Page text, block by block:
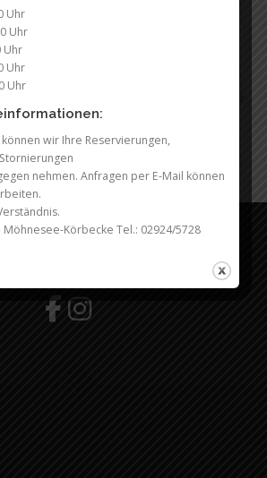
Tags and Formatting
two Header three Header four Header
Single line blockquote: Stay hungry. Stay
with a cite reference: People think …
Uhr
Uhr
Uhr
Uhr
Uhr
wir Ihre Reservierungen,
nehmen. Anfragen per E-Mail können
Möhnesee-Körbecke Tel.: 02924/5728